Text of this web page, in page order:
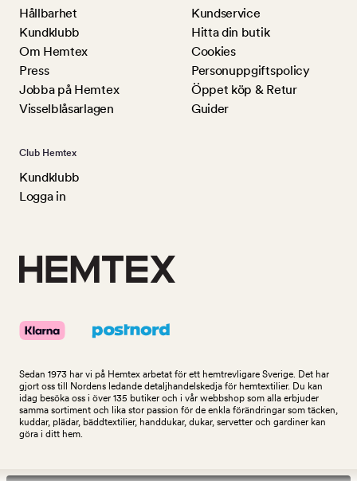
Hållbarhet
Kundklubb
Om Hemtex
Press
Jobba på Hemtex
Visselblåsarlagen
Kundservice
Hitta din butik
Cookies
Personuppgiftspolicy
Öppet köp & Retur
Guider
Club Hemtex
Kundklubb
Logga in
Sedan 1973 har vi på Hemtex arbetat för ett hemtrevligare Sverige. Det har
gjort oss till Nordens ledande detaljhandelskedja för hemtextilier. Du kan
idag besöka oss i över 135 butiker och i vår webbshop som alla erbjuder
samma sortiment och lika stor passion för de enkla förändringar som täcken,
kuddar, plädar, bäddtextilier, handdukar, dukar, servetter och gardiner kan
göra i ditt hem.